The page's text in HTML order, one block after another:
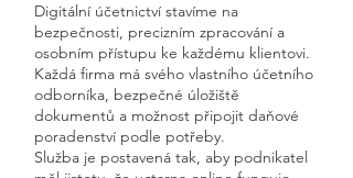
Digitální účetnictví stavíme na
bezpečnosti, precizním zpracování a
osobním přístupu ke každému klientovi.
Každá firma má svého vlastního účetního
odborníka, bezpečné úložiště
dokumentů a možnost připojit daňové
poradenství podle potřeby.
Služba je postavená tak, aby podnikatel